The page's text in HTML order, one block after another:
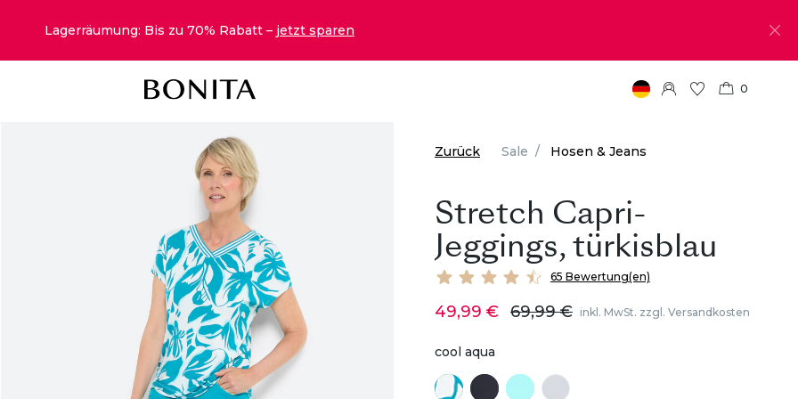
Lagerräumung: Bis zu 70% Rabatt – jetzt sparen
0
Zurück Sale Hosen & Jeans
Stretch Capri-
Jeggings, türkisblau
65 Bewertung(en)
49,99 € 69,99 € inkl. MwSt. zzgl. Versandkosten
cool aqua